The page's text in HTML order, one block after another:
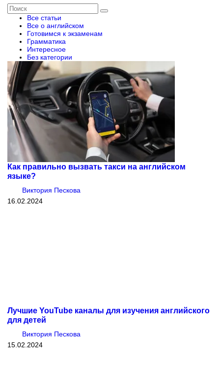
Все статьи
Все о английском
Готовимся к экзаменам
Грамматика
Интересное
Без категории
Как правильно вызвать такси на английском
языке?
Виктория Пескова
16.02.2024
Лучшие YouTube каналы для изучения английского
для детей
Виктория Пескова
15.02.2024